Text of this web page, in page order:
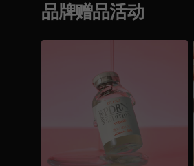
品牌赠品活动